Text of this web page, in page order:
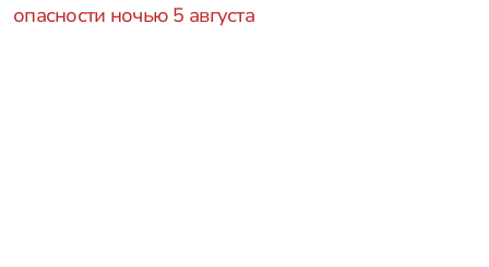
опасности ночью 5 августа